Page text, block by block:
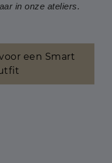
in onze ateliers.
een Smart